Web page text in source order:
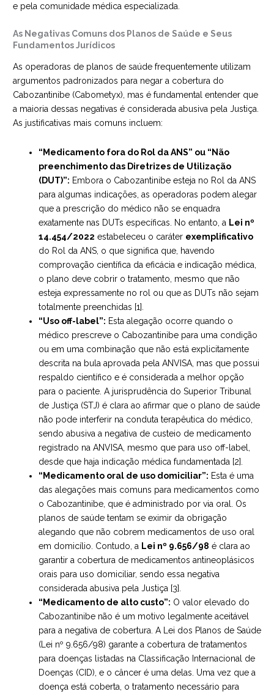
e pela comunidade médica especializada.
As Negativas Comuns dos Planos de Saúde e Seus
Fundamentos Jurídicos
As operadoras de planos de saúde frequentemente utilizam
argumentos padronizados para negar a cobertura do
Cabozantinibe (Cabometyx), mas é fundamental entender que
a maioria dessas negativas é considerada abusiva pela Justiça.
As justificativas mais comuns incluem:
“Medicamento fora do Rol da ANS” ou “Não
preenchimento das Diretrizes de Utilização
(DUT)”: Embora o Cabozantinibe esteja no Rol da ANS
para algumas indicações, as operadoras podem alegar
que a prescrição do médico não se enquadra
exatamente nas DUTs específicas. No entanto, a Lei nº
14.454/2022 estabeleceu o caráter exemplificativo
do Rol da ANS, o que significa que, havendo
comprovação científica da eficácia e indicação médica,
o plano deve cobrir o tratamento, mesmo que não
esteja expressamente no rol ou que as DUTs não sejam
totalmente preenchidas [1].
“Uso off-label”: Esta alegação ocorre quando o
médico prescreve o Cabozantinibe para uma condição
ou em uma combinação que não está explicitamente
descrita na bula aprovada pela ANVISA, mas que possui
respaldo científico e é considerada a melhor opção
para o paciente. A jurisprudência do Superior Tribunal
de Justiça (STJ) é clara ao afirmar que o plano de saúde
não pode interferir na conduta terapêutica do médico,
sendo abusiva a negativa de custeio de medicamento
registrado na ANVISA, mesmo que para uso off-label,
desde que haja indicação médica fundamentada [2].
“Medicamento oral de uso domiciliar”: Esta é uma
das alegações mais comuns para medicamentos como
o Cabozantinibe, que é administrado por via oral. Os
planos de saúde tentam se eximir da obrigação
alegando que não cobrem medicamentos de uso oral
em domicílio. Contudo, a Lei nº 9.656/98 é clara ao
garantir a cobertura de medicamentos antineoplásicos
orais para uso domiciliar, sendo essa negativa
considerada abusiva pela Justiça [3].
“Medicamento de alto custo”: O valor elevado do
Cabozantinibe não é um motivo legalmente aceitável
para a negativa de cobertura. A Lei dos Planos de Saúde
(Lei nº 9.656/98) garante a cobertura de tratamentos
para doenças listadas na Classificação Internacional de
Doenças (CID), e o câncer é uma delas. Uma vez que a
doença está coberta, o tratamento necessário para